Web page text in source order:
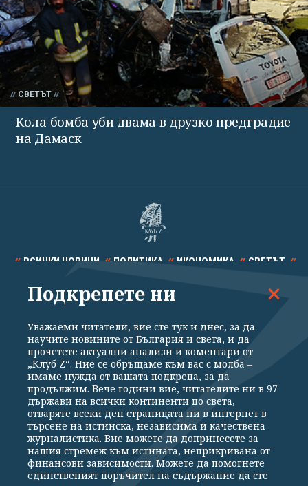
СВЕТЪТ
Кола бомба уби двама в друзко предградие
на Дамаск
ВСИЧКИ НОВИНИ ПОЛИТИКА ИКОНОМИКА СВЕТЪТ
СПОРТ КУЛТУРА ТЕХНОЛОГИИ КАЛЕЙДОСКОП
Общи условия
Политика за поверителност
Реклама
Партньори Контакти
За Клуб Z
Екип
Подкрепете ни
Издател на www.clubz.bg е „Клуб Зебра Медия“ ЕООД, София, ул. "Алеко
Подкрепете ни
Уважаеми читатели, вие сте тук и днес, за да
научите новините от България и света, и да
прочетете актуални анализи и коментари от
„Клуб Z“. Ние се обръщаме към вас с молба –
имаме нужда от вашата подкрепа, за да
продължим. Вече години вие, читателите ни в 97
държави на всички континенти по света,
отваряте всеки ден страницата ни в интернет в
търсене на истинска, независима и качествена
журналистика. Вие можете да допринесете за
нашия стремеж към истината, неприкривана от
финансови зависимости. Можете да помогнете
единственият поръчител на съдържание да сте